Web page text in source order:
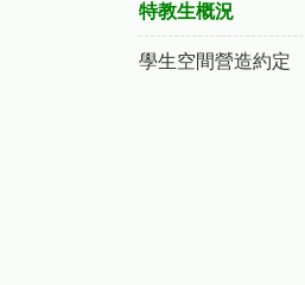
特教生概況
學生空間營造約定